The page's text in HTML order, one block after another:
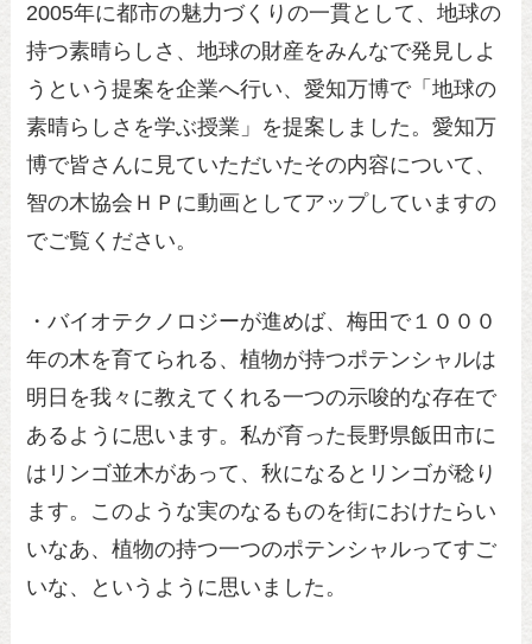
2005年に都市の魅力づくりの一貫として、地球の
持つ素晴らしさ、地球の財産をみんなで発見しよ
うという提案を企業へ行い、愛知万博で「地球の
素晴らしさを学ぶ授業」を提案しました。愛知万
博で皆さんに見ていただいたその内容について、
智の木協会ＨＰに動画としてアップしていますの
でご覧ください。
・バイオテクノロジーが進めば、梅田で１０００
年の木を育てられる、植物が持つポテンシャルは
明日を我々に教えてくれる一つの示唆的な存在で
あるように思います。私が育った長野県飯田市に
はリンゴ並木があって、秋になるとリンゴが稔り
ます。このような実のなるものを街におけたらい
いなあ、植物の持つ一つのポテンシャルってすご
いな、というように思いました。